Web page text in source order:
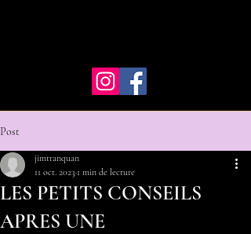
Post
LES PETITS CONSEILS
APRES UNE
jimtranquan
11 oct. 2023 1 min de lecture